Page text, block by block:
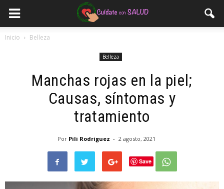
Inicio Belleza
Belleza
Manchas rojas en la piel;
Causas, síntomas y
tratamiento
Por Pili Rodriguez - 2 agosto, 2021
Save